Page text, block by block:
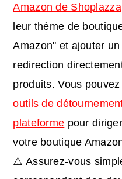
Amazon de Shoplazza
leur thème de
Amazon" et ajouter
redirection
produits. Vous
outils de
plateforme pour
votre boutique
⚠️ Assurez-vous